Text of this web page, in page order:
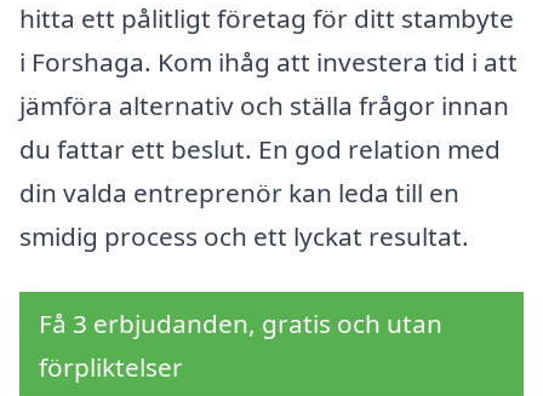
hitta ett pålitligt företag för ditt stambyte
i Forshaga. Kom ihåg att investera tid i att
jämföra alternativ och ställa frågor innan
du fattar ett beslut. En god relation med
din valda entreprenör kan leda till en
smidig process och ett lyckat resultat.
Få 3 erbjudanden, gratis och utan
förpliktelser